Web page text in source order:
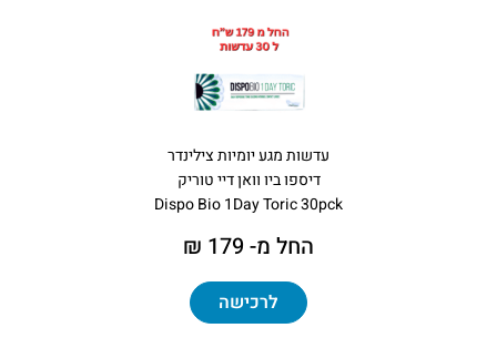
עדשות מגע יומיות צילינדר
דיספו ביו וואן דיי טוריק
Dispo Bio 1Day Toric 30pck
החל מ- 179 ₪
לרכישה